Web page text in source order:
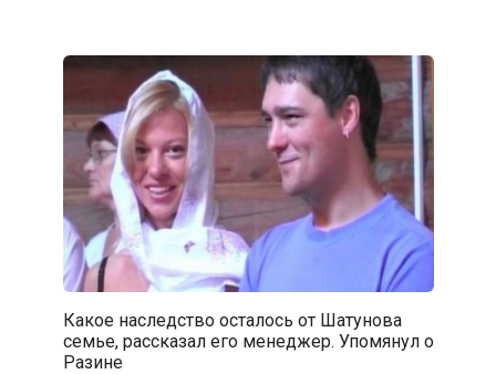
Какое наследство осталось от Шатунова
семье, рассказал его менеджер. Упомянул о
Разине